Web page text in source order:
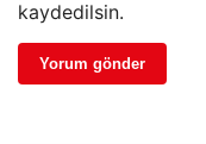
kaydedilsin.